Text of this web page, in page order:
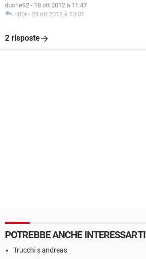
duche82 - 18 ott 2012 à 11:47
n00r - 24 ott 2012 à 13:01
2 risposte
POTREBBE ANCHE INTERESSARTI
Trucchi s andreas